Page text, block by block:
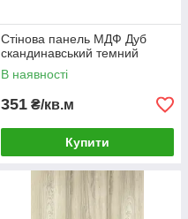
Стінова панель МДФ Дуб
скандинавський темний
В наявності
351 ₴/кв.м
Купити